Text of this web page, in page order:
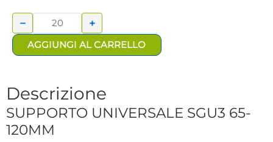
SGU3 65-
120MM
quantità
− +
AGGIUNGI AL CARRELLO
Descrizione
SUPPORTO UNIVERSALE SGU3 65-
120MM